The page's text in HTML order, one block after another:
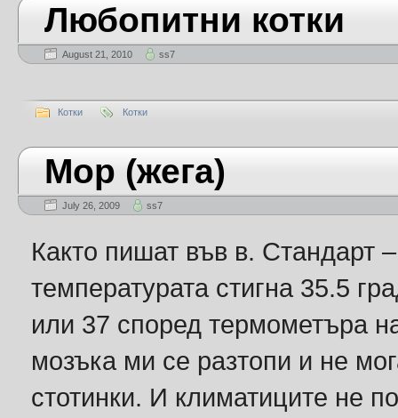
Любопитни котки
August 21, 2010 ss7
Котки Котки
Мор (жега)
July 26, 2009 ss7
Както пишат във в. Стандарт
температурата стигна 35.5
или 37 според термометъра
мозъка ми се разтопи и не
стотинки. И климатиците не